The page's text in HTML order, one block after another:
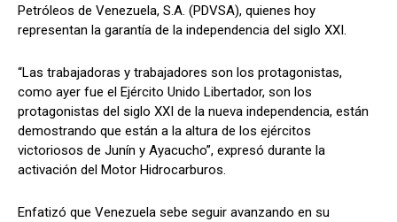
Petróleos de Venezuela, S.A. (PDVSA), quienes hoy
representan la garantía de la independencia del siglo XXI.
“Las trabajadoras y trabajadores son los protagonistas,
como ayer fue el Ejército Unido Libertador, son los
protagonistas del siglo XXI de la nueva independencia, están
demostrando que están a la altura de los ejércitos
victoriosos de Junín y Ayacucho”, expresó durante la
activación del Motor Hidrocarburos.
Enfatizó que Venezuela sebe seguir avanzando en su